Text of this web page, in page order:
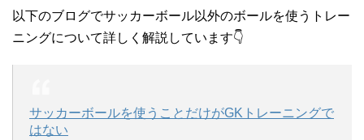
以下のブログでサッカーボール以外のボールを使うトレー
ニングについて詳しく解説しています👇
サッカーボールを使うことだけがGKトレーニングで
はない